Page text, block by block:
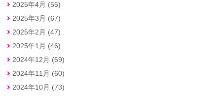
2025年4月 (55)
2025年3月 (67)
2025年2月 (47)
2025年1月 (46)
2024年12月 (69)
2024年11月 (60)
2024年10月 (73)